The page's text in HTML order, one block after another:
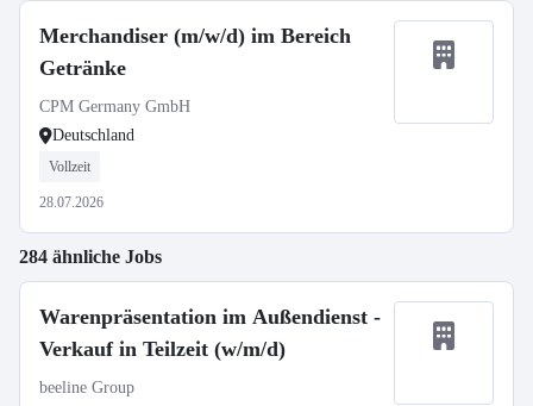
Merchandiser (m/w/d) im Bereich
Getränke
CPM Germany GmbH
Deutschland
Vollzeit
28.07.2026
284 ähnliche Jobs
Warenpräsentation im Außendienst -
Verkauf in Teilzeit (w/m/d)
beeline Group